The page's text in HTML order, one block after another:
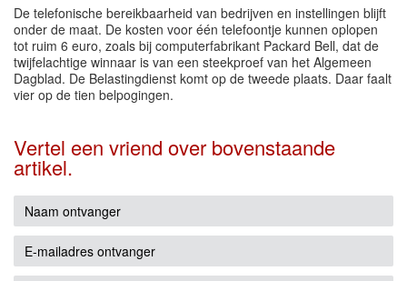
De telefonische bereikbaarheid van bedrijven en instellingen blijft
onder de maat. De kosten voor één telefoontje kunnen oplopen
tot ruim 6 euro, zoals bij computerfabrikant Packard Bell, dat de
twijfelachtige winnaar is van een steekproef van het Algemeen
Dagblad. De Belastingdienst komt op de tweede plaats. Daar faalt
vier op de tien belpogingen.
Vertel een vriend over bovenstaande
artikel.